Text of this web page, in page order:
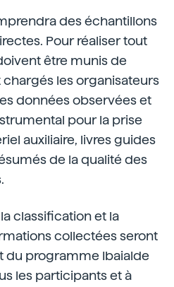
des échantillons
Pour réaliser tout
être munis de
les organisateurs
données observées et
pour la prise
auxiliaire, livres guides
de la qualité des
classification et la
collectées seront
du programme Ibaialde
les participants et à